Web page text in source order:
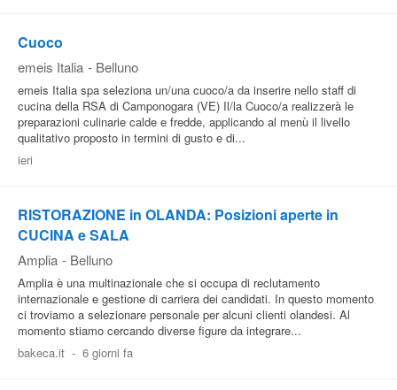
Area
Aziende
Cuoco
emeis Italia - Belluno
emeis Italia spa seleziona un/una cuoco/a da inserire nello staff di
cucina della RSA di Camponogara (VE) Il/la Cuoco/a realizzerà le
preparazioni culinarie calde e fredde, applicando al menù il livello
qualitativo proposto in termini di gusto e di...
ieri
RISTORAZIONE in OLANDA: Posizioni aperte in
CUCINA e SALA
Amplia - Belluno
Amplia è una multinazionale che si occupa di reclutamento
internazionale e gestione di carriera dei candidati. In questo momento
ci troviamo a selezionare personale per alcuni clienti olandesi. Al
momento stiamo cercando diverse figure da integrare...
bakeca.it - 6 giorni fa